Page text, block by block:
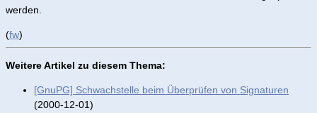
werden.
(fw)
Weitere Artikel zu diesem Thema:
[GnuPG] Schwachstelle beim Überprüfen von Signaturen
(2000-12-01)